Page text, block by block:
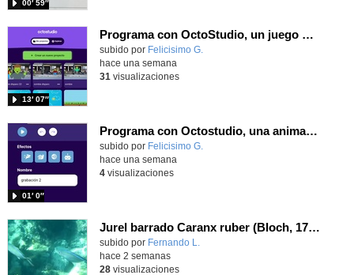
00′ 59″
Programa con OctoStudio, un juego de disparos contra Zombies con un cargador basado en el House of the dead
Contenido educativo.
subido por Felicisimo G.
13′ 07″
hace una semana
31 visualizaciones
Programa con Octostudio, una animación utilizando la cámara para una foto y audio y texto para comunicar.
Contenido educativo.
subido por Felicisimo G.
01′ 0″
hace una semana
4visualizaciones
Jurel barrado Caranx ruber (Bloch, 1793)
Contenido educativo.
subido por Fernando L.
hace 2 semanas
28visualizaciones